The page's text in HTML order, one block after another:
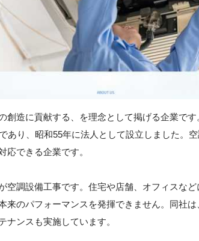
創造に貢献する、を理念として掲げる企業で
あり、昭和55年に法人として設立しました。
応できる企業です。
空調設備工事です。住宅や店舗、オフィスな
来のパフォーマンスを発揮できません。同社
ナンスも実施しています。